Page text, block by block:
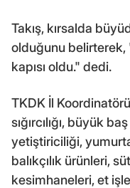
Takış, kırsalda
olduğunu belirterek,
kapısı oldu." dedi.
TKDK İl
sığırcılığı, büyük
yetiştiriciliği,
balıkçılık ürünleri,
kesimhaneleri, et